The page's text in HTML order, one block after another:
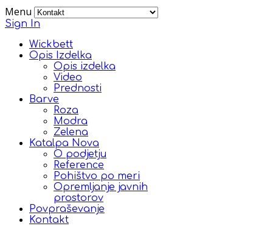
Menu
Sign In
Wickbett
Opis Izdelka
Opis izdelka
Video
Prednosti
Barve
Roza
Modra
Zelena
Katalpa Nova
O podjetju
Reference
Pohištvo po meri
Opremljanje javnih
prostorov
Povpraševanje
Kontakt